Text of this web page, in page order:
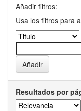
Añadir filtros:
Usa los filtros para
Resultados por